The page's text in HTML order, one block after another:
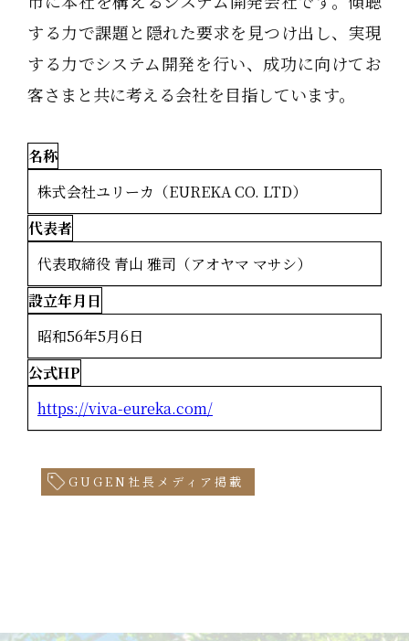
する力で課題と隠れた要求を見つけ出し、実現
する力でシステム開発を行い、成功に向けてお
客さまと共に考える会社を目指しています。
名称
株式会社ユリーカ（EUREKA CO. LTD）
代表者
代表取締役 青山 雅司（アオヤマ マサシ）
設立年月日
昭和56年5月6日
公式HP
https://viva-eureka.com/
GUGEN社長メディア掲載